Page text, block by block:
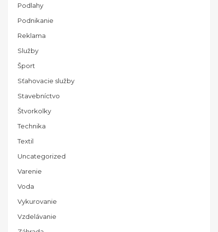
Podlahy
Podnikanie
Reklama
Služby
Šport
Sťahovacie služby
Stavebníctvo
Štvorkolky
Technika
Textil
Uncategorized
Varenie
Voda
Vykurovanie
Vzdelávanie